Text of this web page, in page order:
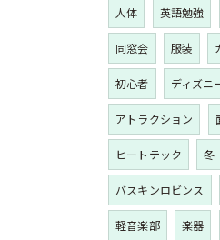
人体 英語勉強
同窓会 服装
初心者 ディズニ
アトラクション
ヒートテック 冬
バスキンロビンス
軽音楽部 楽器